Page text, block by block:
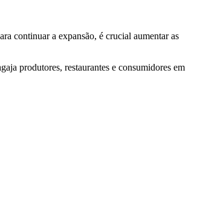
continuar a expansão, é crucial aumentar as
produtores, restaurantes e consumidores em